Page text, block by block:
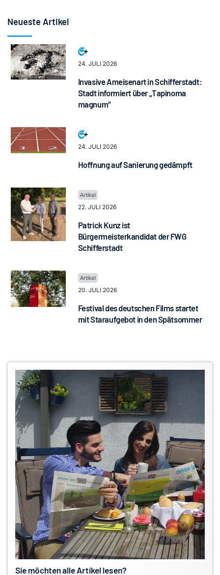
Neueste Artikel
24. JULI 2026
Invasive Ameisenart in Schifferstadt:
Stadt informiert über „Tapinoma
magnum“
24. JULI 2026
Hoffnung auf Sanierung gedämpft
22. JULI 2026
Patrick Kunz ist
Bürgermeisterkandidat der FWG
Schifferstadt
20. JULI 2026
Festival des deutschen Films startet
mit Staraufgebot in den Spätsommer
Sie möchten alle Artikel lesen?